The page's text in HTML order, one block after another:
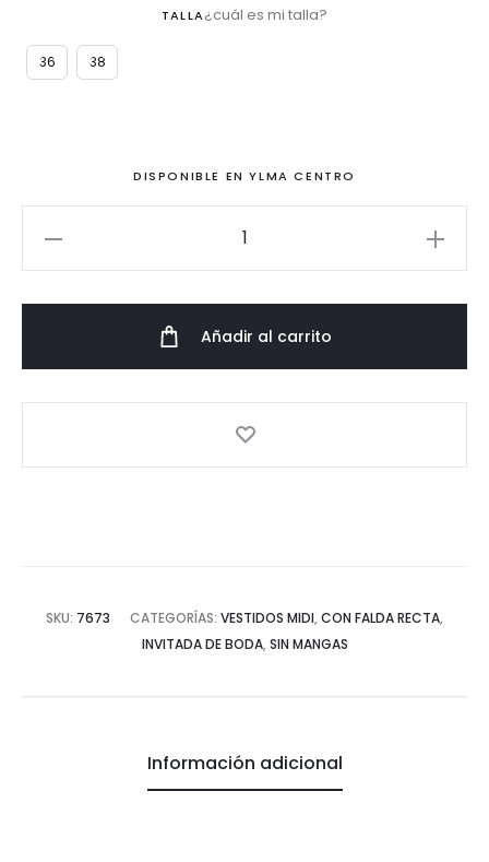
TALLA¿cuál es mi talla?
36 38
DISPONIBLE EN YLMA CENTRO
Añadir al carrito
SKU: 7673 CATEGORÍAS: VESTIDOS MIDI, CON FALDA RECTA,
INVITADA DE BODA, SIN MANGAS
Información adicional